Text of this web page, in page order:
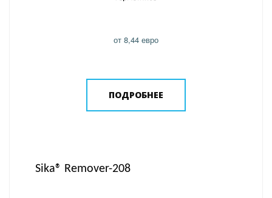
от 8,44 евро
ПОДРОБНЕЕ
Sika® Remover-208